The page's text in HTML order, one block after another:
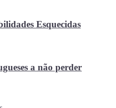
Esquecidas
a não perder